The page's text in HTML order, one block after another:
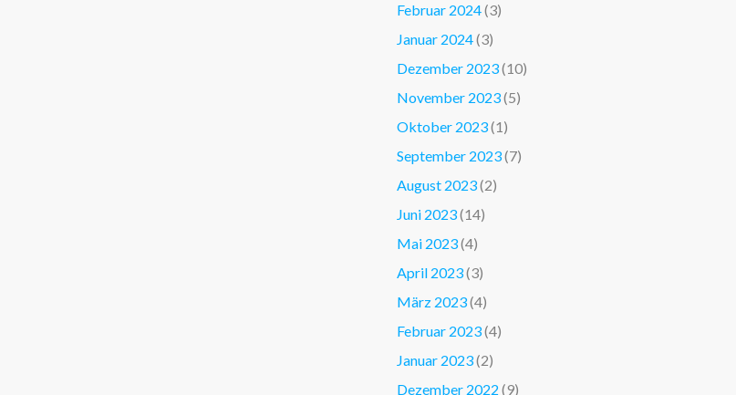
Februar 2024(3)
Januar 2024(3)
Dezember 2023(10)
November 2023(5)
Oktober 2023(1)
September 2023(7)
August 2023(2)
Juni 2023(14)
Mai 2023(4)
April 2023(3)
März 2023(4)
Februar 2023(4)
Januar 2023(2)
Dezember 2022 (9)